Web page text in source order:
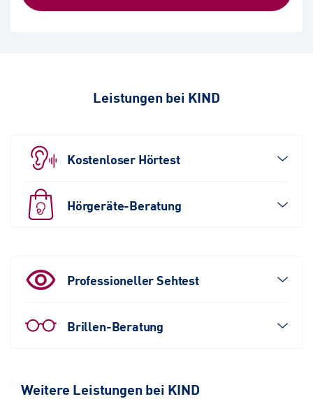
Leistungen bei KIND
Kostenloser Hörtest
Hörgeräte-Beratung
Professioneller Sehtest
Brillen-Beratung
Weitere Leistungen bei KIND